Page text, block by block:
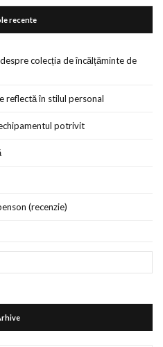
recente
colecția de încălțăminte de
reflectă în stilul personal
potrivit
(recenzie)